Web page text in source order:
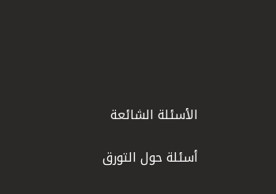
الأسئلة الشائعة
أسئلة حول التورق